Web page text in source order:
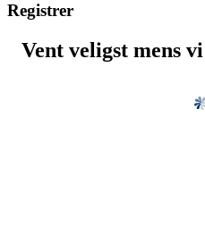
Registrer
Vent veligst mens